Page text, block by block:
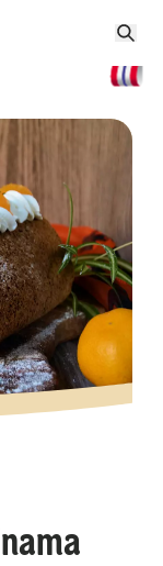
0.0. Click to rate.